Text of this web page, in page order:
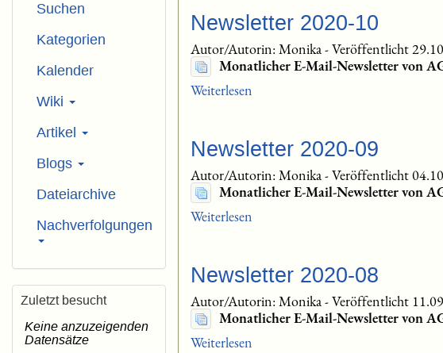
Newsletter 2020-10
Autor/Autorin: Monika-Veröffentlicht
Monatlicher E-Mail-Newsletter von
Weiterlesen
Newsletter 2020-09
Autor/Autorin: Monika-Veröffentlicht
Monatlicher E-Mail-Newsletter von
Weiterlesen
Newsletter 2020-08
Autor/Autorin: Monika-Veröffentlicht
Monatlicher E-Mail-Newsletter von
Weiterlesen
Suchen
Kategorien
Kalender
Wiki
Artikel
Blogs
Dateiarchive
Nachverfolgungen
Zuletzt besucht
Keine anzuzeigenden
Datensätze